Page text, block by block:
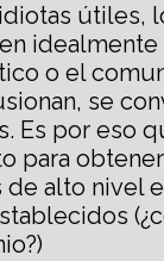
útiles,
idealmente
o el
se
Es por eso
para
alto nivel